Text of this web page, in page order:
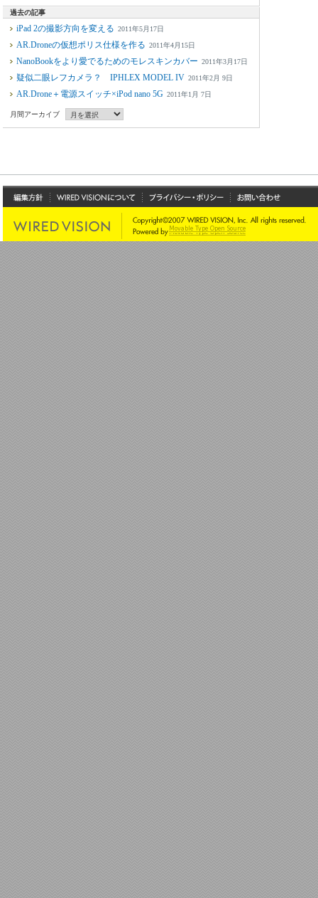
過去の記事
iPad 2の撮影方向を変える 2011年5月17日
AR.Droneの仮想ポリス仕様を作る 2011年4月15日
NanoBookをより愛でるためのモレスキンカバー 2011年3月17日
疑似二眼レフカメラ？ IPHLEX MODEL IV 2011年2月 9日
AR.Drone＋電源スイッチ×iPod nano 5G 2011年1月 7日
月間アーカイブ